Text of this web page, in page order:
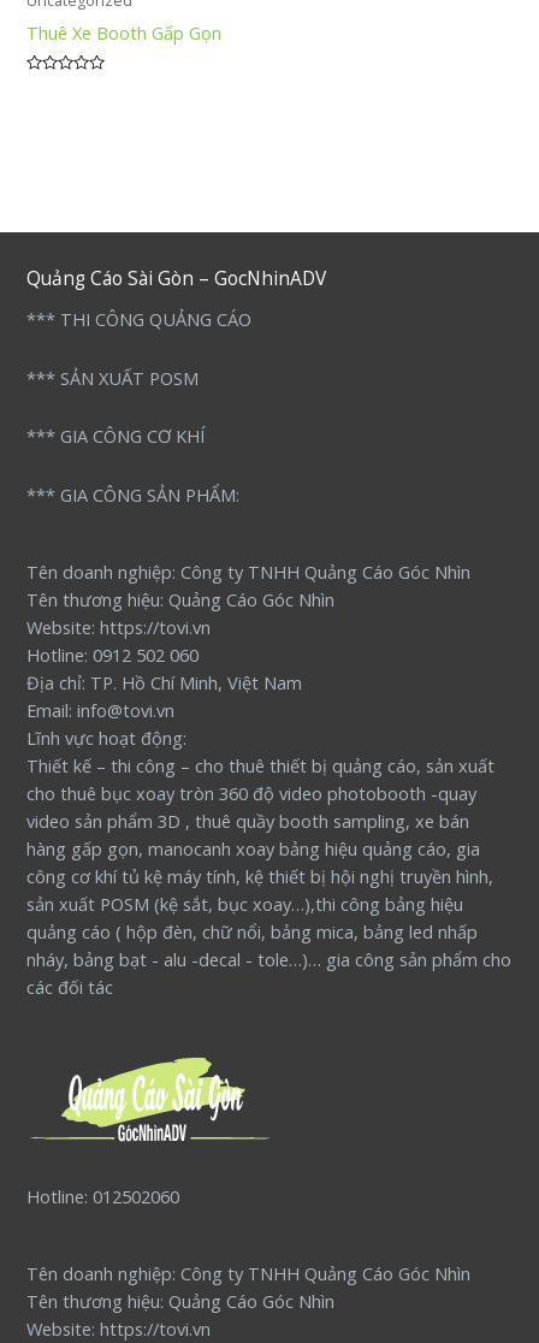
Thuê Xe Booth Gấp Gọn
Quảng Cáo Sài Gòn – GocNhinADV
*** THI CÔNG QUẢNG CÁO
*** SẢN XUẤT POSM
*** GIA CÔNG CƠ KHÍ
*** GIA CÔNG SẢN PHẨM:
Tên doanh nghiệp: Công ty TNHH Quảng Cáo Góc Nhìn
Tên thương hiệu: Quảng Cáo Góc Nhìn
Website: https://tovi.vn
Hotline: 0912 502 060
Địa chỉ: TP. Hồ Chí Minh, Việt Nam
Email: info@tovi.vn
Lĩnh vực hoạt động:
Thiết kế – thi công – cho thuê thiết bị quảng cáo, sản xuất
cho thuê bục xoay tròn 360 độ video photobooth -quay
video sản phẩm 3D , thuê quầy booth sampling, xe bán
hàng gấp gọn, manocanh xoay bảng hiệu quảng cáo, gia
công cơ khí tủ kệ máy tính, kệ thiết bị hội nghị truyền hình,
sản xuất POSM (kệ sắt, bục xoay…),thi công bảng hiệu
quảng cáo ( hộp đèn, chữ nổi, bảng mica, bảng led nhấp
nháy, bảng bạt - alu -decal - tole…)… gia công sản phẩm cho
các đối tác
Hotline: 012502060
Tên doanh nghiệp: Công ty TNHH Quảng Cáo Góc Nhìn
Tên thương hiệu: Quảng Cáo Góc Nhìn
Website: https://tovi.vn